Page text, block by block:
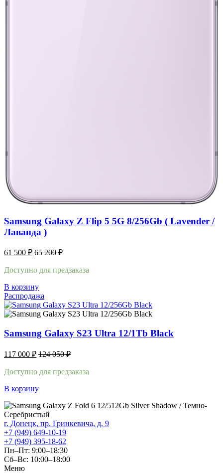
Samsung Galaxy Z Flip 5 5G 8/256Gb ( Lavender /
Лаванда )
61 500 ₽ 65 200₽
Доступно для предзаказа
В корзину
Распродажа
Samsung Galaxy S23 Ultra 12/1Tb Black
117 000 ₽ 124 050₽
Доступно для предзаказа
В корзину
г. Донецк, пр. Гринкевича, д. 9
+7 (949) 649-10-19
+7 (949) 395-18-62
Пн–Пт: 9:00–18:30
Сб–Вс: 10:00–18:00
Меню